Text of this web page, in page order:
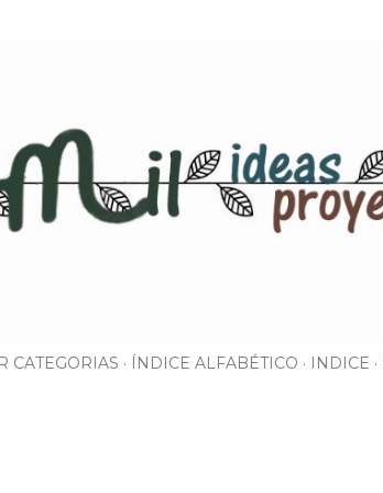
CATEGORIAS ÍNDICE ALFABÉTICO INDICE